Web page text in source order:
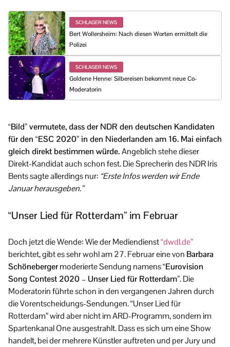
SCHLAGER NEWS
Bert Wollersheim: Nach diesen Worten ermittelt die
Polizei
SCHLAGER NEWS
Goldene Henne: Silbereisen bekommt neue Co-
Moderatorin
“Bild” vermutete, dass der NDR den deutschen Kandidaten
für den “ESC 2020” in den Niederlanden am 16. Mai einfach
gleich direkt bestimmen würde.Angeblich stehe dieser
Direkt-Kandidat auch schon fest. Die Sprecherin des NDR Iris
Bents sagte allerdings nur: “Erste Infos werden wir Ende
Januar herausgeben.”
“Unser Lied für Rotterdam” im Februar
Doch jetzt die Wende: Wie der Mediendienst“dwdl.de”
berichtet, gibt es sehr wohl am 27. Februar eine von Barbara
Schönebergermoderierte Sendung namens“Eurovision
Song Contest 2020 – Unser Lied für Rotterdam”. Die
Moderatorin führte schon in den vergangenen Jahren durch
die Vorentscheidungs-Sendungen. “Unser Lied für
Rotterdam” wird aber nicht im ARD-Programm, sondern im
Spartenkanal One ausgestrahlt. Dass es sich um eine Show
handelt, bei der mehrere Künstler auftreten und per Jury und